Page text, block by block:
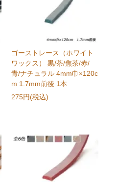
ゴーストレース（ホワイト
ワックス） 黒/茶/焦茶/赤/
青/ナチュラル 4mm巾×120c
m 1.7mm前後 1本
275円(税込)